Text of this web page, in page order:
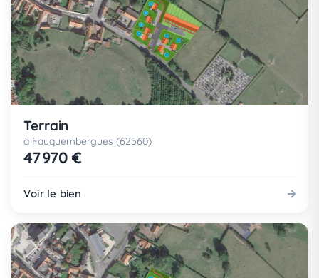
Terrain
à Fauquembergues (62560)
47 970 €
Voir le bien